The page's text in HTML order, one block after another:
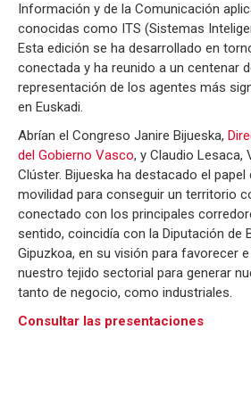
Información y de la Comunicación
conocidas como ITS (Sistemas
Esta edición se ha desarrollado en
conectada y ha reunido a un centenar
representación de los agentes más
en Euskadi.
Abrían el Congreso Janire Bijueska,
del Gobierno Vasco, y Claudio Lesaca,
Clúster. Bijueska ha destacado el
movilidad para conseguir un territorio
conectado con los principales
sentido, coincidía con la Diputación de
Gipuzkoa, en su visión para favorecer
nuestro tejido sectorial para generar
tanto de negocio, como industriales.
Consultar las presentaciones